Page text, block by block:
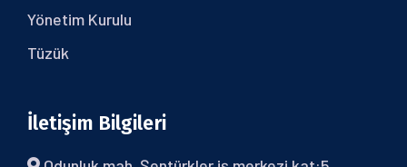
Yönetim Kurulu
Tüzük
İletişim Bilgileri